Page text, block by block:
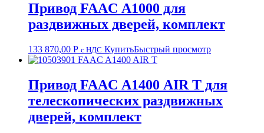
Привод FAAC А1000 для
раздвижных дверей, комплект
133 870,00 Р с НДС КупитьБыстрый просмотр
Привод FAAC А1400 AIR T для
телескопических раздвижных
дверей, комплект